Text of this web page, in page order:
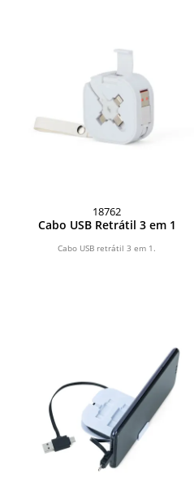
18762
Cabo USB Retrátil 3 em 1
Cabo USB retrátil 3 em 1.